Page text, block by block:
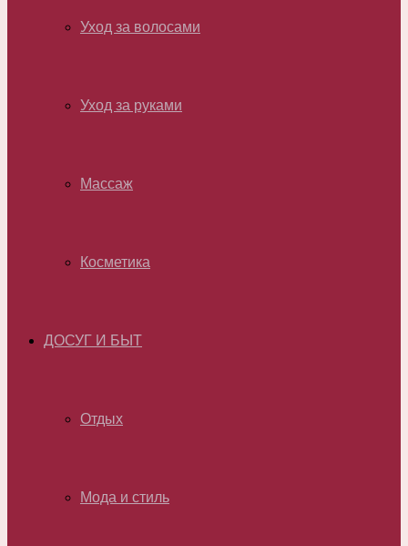
Уход за волосами
Уход за руками
Массаж
Косметика
ДОСУГ И БЫТ
Отдых
Мода и стиль